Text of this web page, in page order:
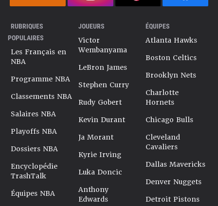
RUBRIQUES
POPULAIRES
Les Français en
NBA
Programme NBA
Classements NBA
Salaires NBA
Playoffs NBA
Dossiers NBA
Encyclopédie
TrashTalk
Équipes NBA
JOUEURS
Victor
Wembanyama
LeBron James
Stephen Curry
Rudy Gobert
Kevin Durant
Ja Morant
Kyrie Irving
Luka Doncic
Anthony
Edwards
ÉQUIPES
Atlanta Hawks
Boston Celtics
Brooklyn Nets
Charlotte
Hornets
Chicago Bulls
Cleveland
Cavaliers
Dallas Mavericks
Denver Nuggets
Detroit Pistons